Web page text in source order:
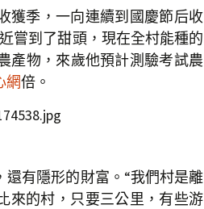
季，一向連續到國慶節后收
嘗到了甜頭，現在全村能種的
產物，來歲他預計測驗考試農
網倍。
還有隱形的財富。“我們村是離
來的村，只要三公里，有些游